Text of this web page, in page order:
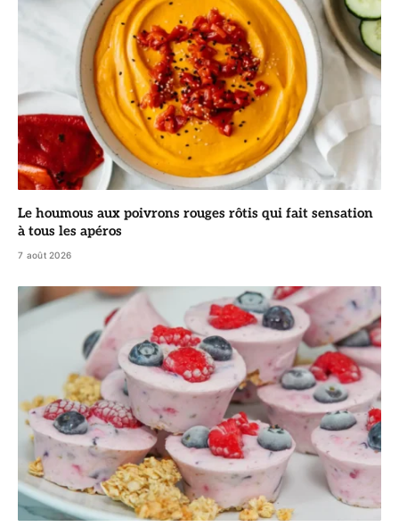
Le houmous aux poivrons rouges rôtis qui fait sensation
à tous les apéros
7 août 2026